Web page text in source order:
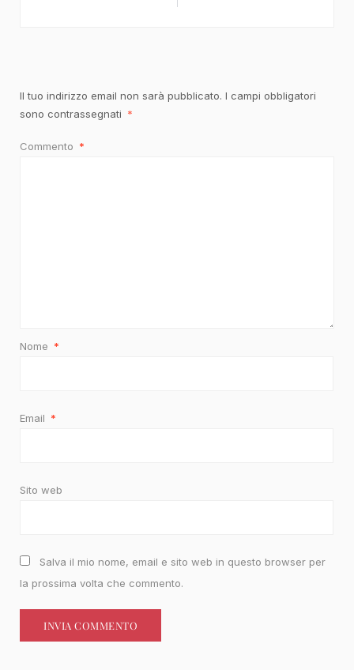
Il tuo indirizzo email non sarà pubblicato. I campi obbligatori
sono contrassegnati *
Commento *
Nome *
Email *
Sito web
Salva il mio nome, email e sito web in questo browser per
la prossima volta che commento.